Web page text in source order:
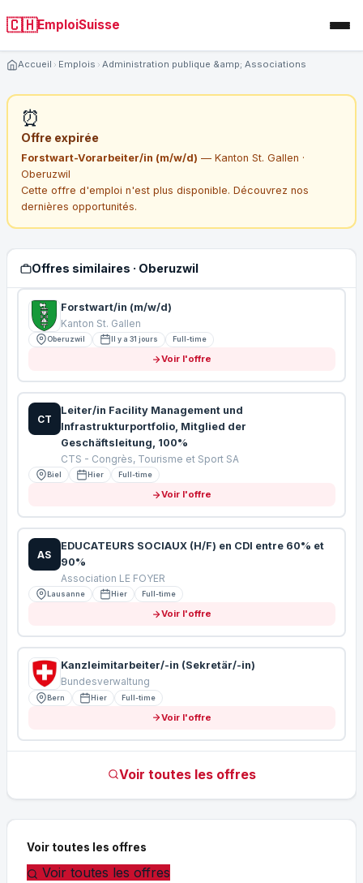
🇨🇭EmploiSuisse
Accueil Emplois Administration publique &amp; Associations
⏰
Offre expirée
Forstwart-Vorarbeiter/in (m/w/d) — Kanton St. Gallen ·
Oberuzwil
Cette offre d'emploi n'est plus disponible. Découvrez nos
dernières opportunités.
Offres similaires · Oberuzwil
Forstwart/in (m/w/d)
Kanton St. Gallen
Oberuzwil Il y a 31 jours Full-time
Voir l'offre
CT
Leiter/in Facility Management und
Infrastrukturportfolio, Mitglied der
Geschäftsleitung, 100%
CTS - Congrès, Tourisme et Sport SA
Biel Hier Full-time
Voir l'offre
AS
EDUCATEURS SOCIAUX (H/F) en CDI entre 60% et
90%
Association LE FOYER
Lausanne Hier Full-time
Voir l'offre
Kanzleimitarbeiter/-in (Sekretär/-in)
Bundesverwaltung
Bern Hier Full-time
Voir l'offre
Voir toutes les offres
Voir toutes les offres
Voir toutes les offres